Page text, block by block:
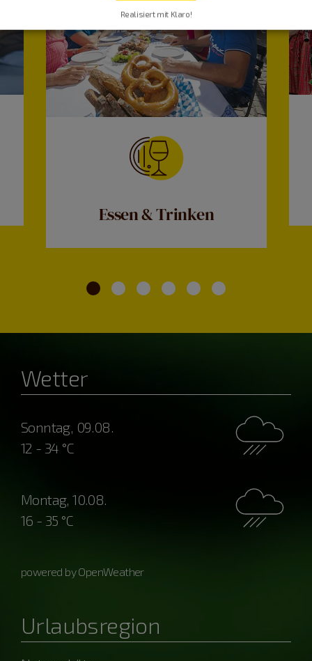
Essen & Trinken
Wetter
Sonntag, 09.08.
12 - 34 °C
Montag, 10.08.
16 - 35 °C
powered by OpenWeather
Urlaubsregion
Realisiert mit Klaro!